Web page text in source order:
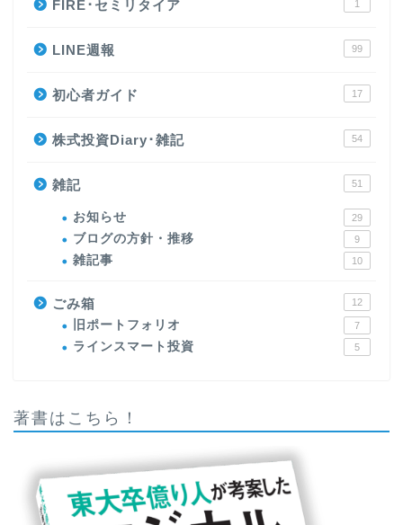
FIRE･セミリタイア 1
LINE週報 99
初心者ガイド 17
株式投資Diary･雑記 54
雑記 51
お知らせ 29
ブログの方針・推移 9
雑記事 10
ごみ箱 12
旧ポートフォリオ 7
ラインスマート投資 5
著書はこちら！